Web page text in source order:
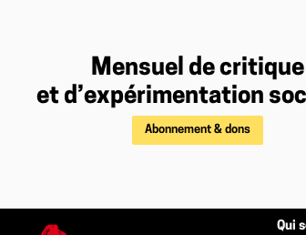
Mensuel de critique
et d’expérimentation
Abonnement & dons
Qui